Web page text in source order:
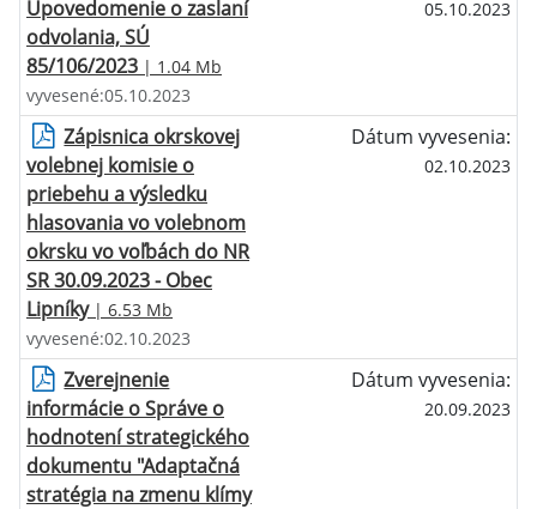
Upovedomenie o zaslaní
odvolania, SÚ
85/106/2023 | 1.04 Mb
05.10.2023
vyvesené:05.10.2023
Zápisnica okrskovej
volebnej komisie o
priebehu a výsledku
hlasovania vo volebnom
okrsku vo voľbách do NR
SR 30.09.2023 - Obec
Lipníky| 6.53 Mb
Dátum vyvesenia:
02.10.2023
vyvesené:02.10.2023
Zverejnenie
informácie o Správe o
hodnotení strategického
dokumentu "Adaptačná
stratégia na zmenu klímy
Dátum vyvesenia:
20.09.2023